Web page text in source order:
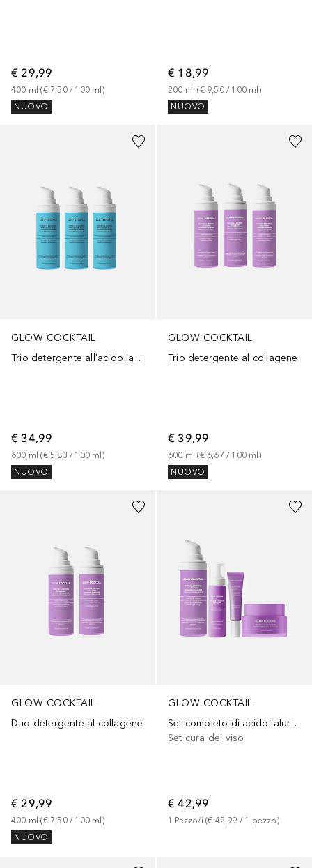
€ 29,99
400 ml (€ 7,50 / 100 ml )
NUOVO
€ 18,99
200 ml (€ 9,50 / 100 ml )
NUOVO
GLOW COCKTAIL
Trio detergente all'acido ialuronico
€ 34,99
600 ml (€ 5,83 / 100 ml )
NUOVO
GLOW COCKTAIL
Trio detergente al collagene
€ 39,99
600 ml (€ 6,67 / 100 ml )
NUOVO
GLOW COCKTAIL
Duo detergente al collagene
€ 29,99
400 ml (€ 7,50 / 100 ml )
NUOVO
GLOW COCKTAIL
Set completo di acido ialuronico
Set cura del viso
€ 42,99
1 Pezzo/i (€ 42,99 / 1 pezzo)